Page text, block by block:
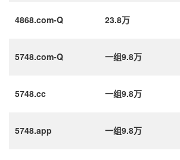
4868.com-Q 23.8万
5748.com-Q 一组9.8万
5748.cc 一组9.8万
5748.app 一组9.8万